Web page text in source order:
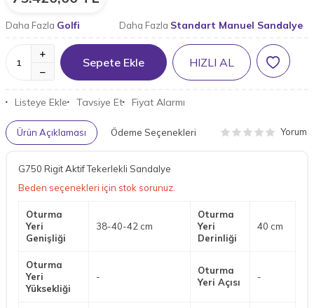
Daha Fazla Golfi Daha Fazla Standart Manuel Sandalye
Sepete Ekle HIZLI AL
Listeye Ekle Tavsiye Et Fiyat Alarmı
Ürün Açıklaması Ödeme Seçenekleri Yorum
G750 Rigit Aktif Tekerlekli Sandalye
Beden seçenekleri için stok sorunuz.
Oturma
Yeri
Genişliği
38-40-42 cm
Oturma
Yeri
Derinliği
40 cm
Oturma
Yeri
Yüksekliği
-
Oturma
Yeri Açısı
-